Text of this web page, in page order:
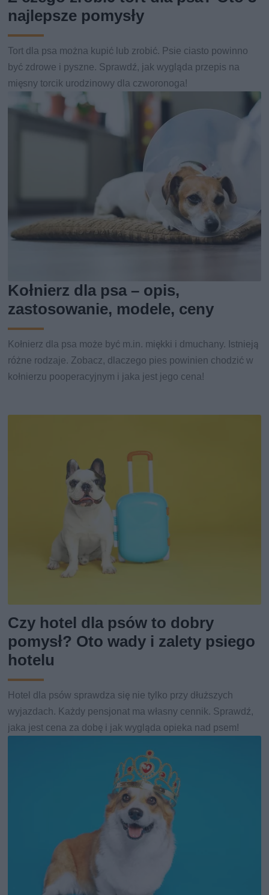
najlepsze pomysły
Tort dla psa można kupić lub zrobić. Psie ciasto powinno
być zdrowe i pyszne. Sprawdź, jak wygląda przepis na
mięsny torcik urodzinowy dla czworonoga!
Kołnierz dla psa – opis,
zastosowanie, modele, ceny
Kołnierz dla psa może być m.in. miękki i dmuchany. Istnieją
różne rodzaje. Zobacz, dlaczego pies powinien chodzić w
kołnierzu pooperacyjnym i jaka jest jego cena!
Czy hotel dla psów to dobry
pomysł? Oto wady i zalety psiego
hotelu
Hotel dla psów sprawdza się nie tylko przy dłuższych
wyjazdach. Każdy pensjonat ma własny cennik. Sprawdź,
jaka jest cena za dobę i jak wygląda opieka nad psem!